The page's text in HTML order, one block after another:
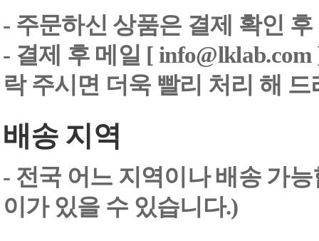
- 주문하신 상품은 결제 확인
- 결제 후 메일 [
락 주시면 더욱 빨리 처리 해
배송 지역
- 전국 어느 지역이나 배송 가
이가 있을 수 있습니다.)